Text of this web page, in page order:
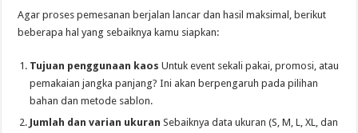
Agar proses pemesanan berjalan lancar dan hasil maksimal, berikut
beberapa hal yang sebaiknya kamu siapkan:
Tujuan penggunaan kaos Untuk event sekali pakai, promosi, atau
pemakaian jangka panjang? Ini akan berpengaruh pada pilihan
bahan dan metode sablon.
Jumlah dan varian ukuran Sebaiknya data ukuran (S, M, L, XL, dan